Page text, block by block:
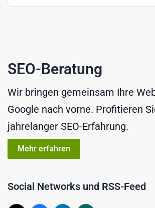
SEO-Beratung
Wir bringen gemeinsam Ihre
Google nach vorne. Profitieren
jahrelanger SEO-Erfahrung.
Mehr erfahren
Social Networks und RSS-Feed